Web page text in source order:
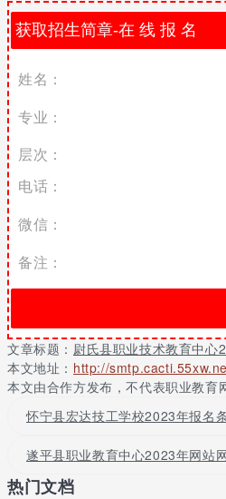
学前教育1700
元/年
汽车运用
与维修
电子电器
应用与维
计算机应
用
数控技术
数字媒体
老年人服
务与管理元/年
尉氏县职业技术教育中心学校简介
学校现有图书室2个，馆藏图书 3.5
计算机375台，学校有全覆盖的校园
我校总计毕业生219人，实际就业
编者总结
收费都是根据相关规定合理合规的
姓名：
专业：
层次：
电话：
微信：
备注：
文章标题： 尉氏县职业技术教育中心
本文地址： http://
本文由合作方发布，不代表职业教育
怀宁县宏达技工学校2023年报名
遂平县职业教育中心2023年网站
热门文档